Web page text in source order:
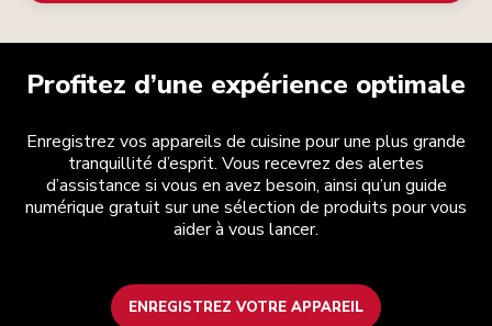
Profitez d’une expérience optimale
Enregistrez vos appareils de cuisine pour une plus grande
tranquillité d’esprit. Vous recevrez des alertes
d’assistance si vous en avez besoin, ainsi qu’un guide
numérique gratuit sur une sélection de produits pour vous
aider à vous lancer.
ENREGISTREZ VOTRE APPAREIL